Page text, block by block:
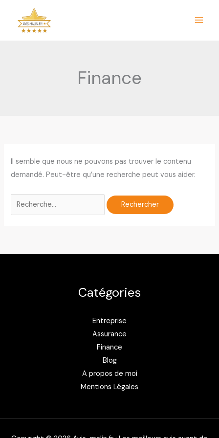
contenu
Finance
Il semble que nous ne pouvons pas trouver le contenu
demandé. Peut-être qu’une recherche peut vous aider.
Rechercher :
Catégories
Entreprise
Assurance
Finance
Blog
A propos de moi
Mentions Légales